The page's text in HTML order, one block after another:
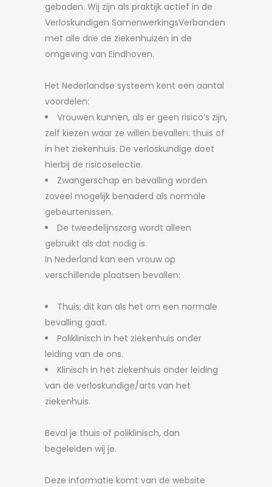
geboden. Wij zijn als praktijk actief in de
Verloskundigen SamenwerkingsVerbanden
met alle drie de ziekenhuizen in de
omgeving van Eindhoven.
Het Nederlandse systeem kent een aantal
voordelen:
Vrouwen kunnen, als er geen risico’s zijn,
zelf kiezen waar ze willen bevallen: thuis of
in het ziekenhuis. De verloskundige doet
hierbij de risicoselectie.
Zwangerschap en bevalling worden
zoveel mogelijk benaderd als normale
gebeurtenissen.
De tweedelijnszorg wordt alleen
gebruikt als dat nodig is.
In Nederland kan een vrouw op
verschillende plaatsen bevallen:
Thuis; dit kan als het om een normale
bevalling gaat.
Poliklinisch in het ziekenhuis onder
leiding van de ons.
Klinisch in het ziekenhuis onder leiding
van de verloskundige/arts van het
ziekenhuis.
Beval je thuis of poliklinisch, dan
begeleiden wij je.
Deze informatie komt van de website